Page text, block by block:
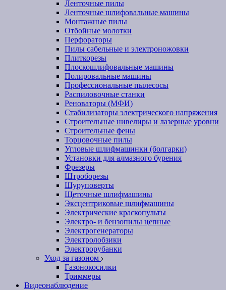
Ленточные пилы
Ленточные шлифовальные машины
Монтажные пилы
Отбойные молотки
Перфораторы
Пилы сабельные и электроножовки
Плиткорезы
Плоскошлифовальные машины
Полировальные машины
Профессиональные пылесосы
Распиловочные станки
Реноваторы (МФИ)
Стабилизаторы электрического напряжения
Строительные нивелиры и лазерные уровни
Строительные фены
Торцовочные пилы
Угловые шлифмашинки (болгарки)
Установки для алмазного бурения
Фрезеры
Штроборезы
Шуруповерты
Щеточные шлифмашины
Эксцентриковые шлифмашины
Электрические краскопульты
Электро- и бензопилы цепные
Электрогенераторы
Электролобзики
Электрорубанки
Уход за газоном
Газонокосилки
Триммеры
Видеонаблюдение